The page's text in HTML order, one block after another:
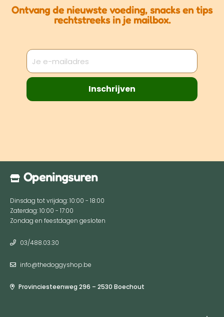
Ontvang de nieuwste voeding, snacks en tips
rechtstreeks in je mailbox.
Inschrijven
Openingsuren
Dinsdag tot vrijdag: 10:00 - 18:00
Zaterdag: 10:00 - 17:00
Zondag en feestdagen gesloten
03/488.03.30
info@thedoggyshop.be
Provinciesteenweg 296 – 2530 Boechout